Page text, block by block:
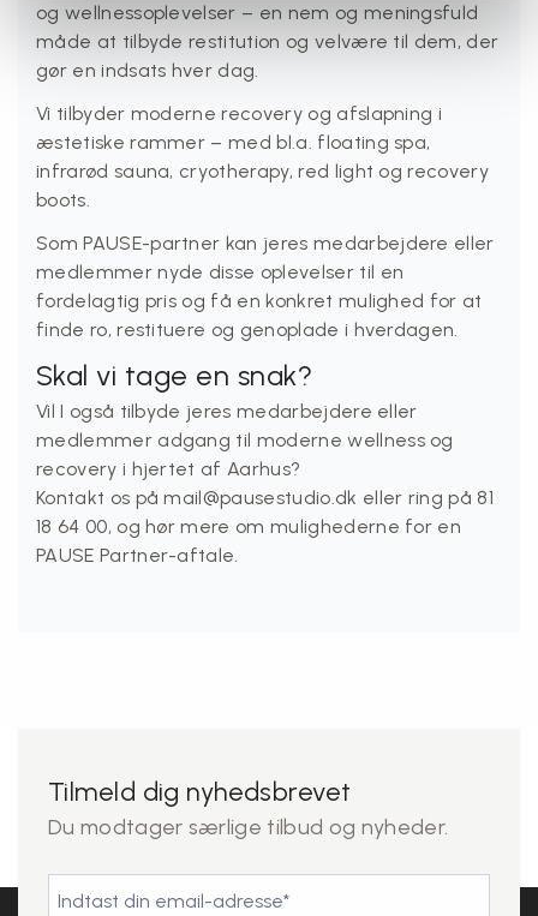
og wellnessoplevelser – en nem og meningsfuld
måde at tilbyde restitution og velvære til dem, der
gør en indsats hver dag.
Vi tilbyder moderne recovery og afslapning i
æstetiske rammer – med bl.a. floating spa,
infrarød sauna, cryotherapy, red light og recovery
boots.
Som PAUSE-partner kan jeres medarbejdere eller
medlemmer nyde disse oplevelser til en
fordelagtig pris og få en konkret mulighed for at
finde ro, restituere og genoplade i hverdagen.
Skal vi tage en snak?
Vil I også tilbyde jeres medarbejdere eller
medlemmer adgang til moderne wellness og
recovery i hjertet af Aarhus?
Kontakt os på mail@pausestudio.dk eller ring på 81
18 64 00, og hør mere om mulighederne for en
PAUSE Partner-aftale.
Tilmeld dig nyhedsbrevet
Du modtager særlige tilbud og nyheder.